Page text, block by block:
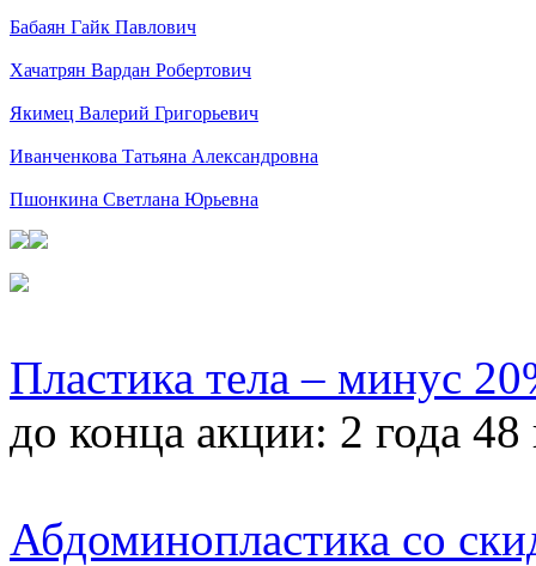
Бабаян Гайк Павлович
Хачатрян Вардан Робертович
Якимец Валерий Григорьевич
Иванченкова Татьяна Александровна
Пшонкина Светлана Юрьевна
Пластика тела – минус
до конца акции: 2 года 48
Абдоминопластика со